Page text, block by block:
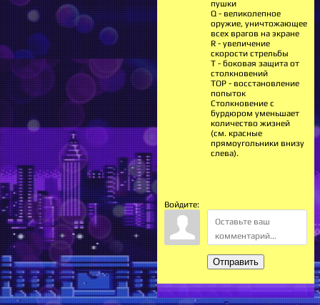
пушки
Q - великолепное
оружие, уничтожающее
всех врагов на экране
R - увеличение
скорости стрельбы
Т - боковая защита от
столкновений
ТОР - восстановление
попыток
Столкновение с
бурдюром уменьшает
количество жизней
(см. красные
прямоугольники внизу
слева).
Войдите:
Отправить